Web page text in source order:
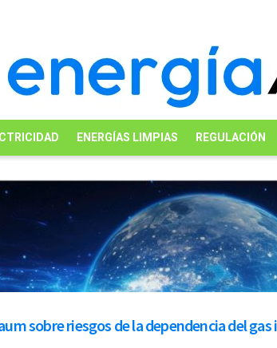
ENERGÍAS LIMPIAS REGULACIÓN
sobre riesgos de la dependencia del